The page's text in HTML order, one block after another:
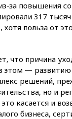
за повышения
317
хотя польза от
что причина
этом — развитию
решений,
но и
касается и
бизнеса,